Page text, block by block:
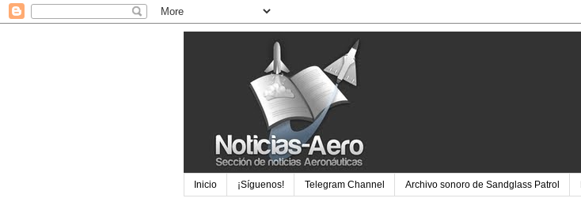
Inicio ¡Síguenos! Telegram Channel Archivo sonoro de Sandglass Patrol